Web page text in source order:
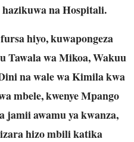
na Hospitali.
hiyo, kuwapongeza
Tawala wa Mikoa, Wakuu
na wale wa Kimila kwa
mbele, kwenye Mpango
awamu ya kwanza,
hizo mbili katika